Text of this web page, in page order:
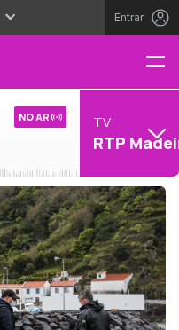
Entrar
NO AR TV
RTP